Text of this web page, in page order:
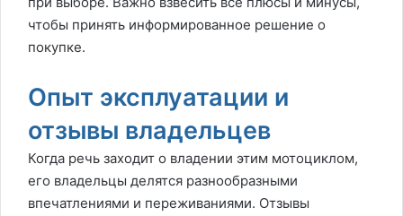
чтобы принять информированное решение о
покупке.
Опыт эксплуатации и
отзывы владельцев
Когда речь заходит о владении этим мотоциклом,
его владельцы делятся разнообразными
впечатлениями и переживаниями. Отзывы